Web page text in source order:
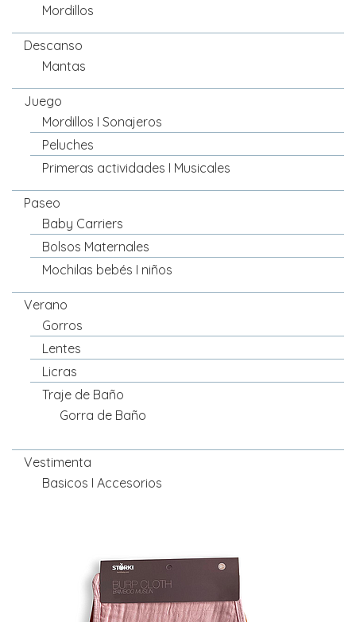
Mordillos
Descanso
Mantas
Juego
Mordillos I Sonajeros
Peluches
Primeras actividades I Musicales
Paseo
Baby Carriers
Bolsos Maternales
Mochilas bebés I niños
Verano
Gorros
Lentes
Licras
Traje de Baño
Gorra de Baño
Vestimenta
Basicos I Accesorios